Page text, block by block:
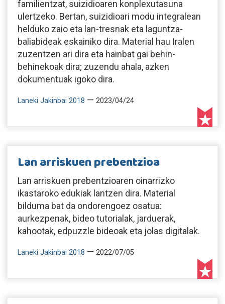
familientzat, suizidioaren konplexutasuna
ulertzeko. Bertan, suizidioari modu integralean
helduko zaio eta lan-tresnak eta laguntza-
baliabideak eskainiko dira. Material hau Iralen
zuzentzen ari dira eta hainbat gai behin-
behinekoak dira; zuzendu ahala, azken
dokumentuak igoko dira.
Laneki Jakinbai 2018 — 2023/04/24
Lan arriskuen prebentzioa
Lan arriskuen prebentzioaren oinarrizko
ikastaroko edukiak lantzen dira. Material
bilduma bat da ondorengoez osatua:
aurkezpenak, bideo tutorialak, jarduerak,
kahootak, edpuzzle bideoak eta jolas digitalak.
Laneki Jakinbai 2018 — 2022/07/05